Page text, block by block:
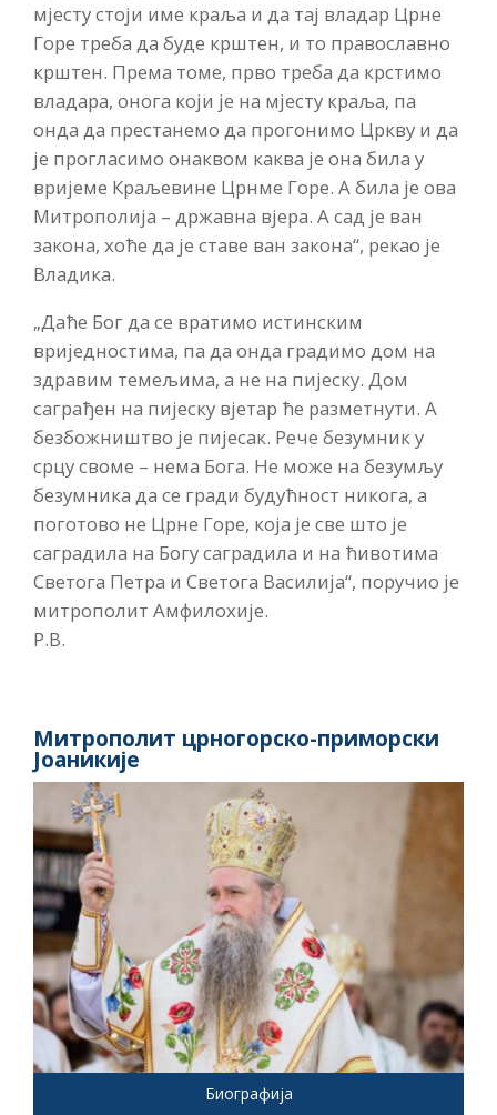
мјесту стоји име краља и да тај владар Црне
Горе треба да буде крштен, и то православно
крштен. Према томе, прво треба да крстимо
владара, онога који је на мјесту краља, па
онда да престанемо да прогонимо Цркву и да
је прогласимо онаквом каква је она била у
вријеме Краљевине Црнме Горе. А била је ова
Митрополија – државна вјера. А сад је ван
закона, хоће да је ставе ван закона“, рекао је
Владика.
„Даће Бог да се вратимо истинским
вриједностима, па да онда градимо дом на
здравим темељима, а не на пијеску. Дом
саграђен на пијеску вјетар ће разметнути. А
безбожништво је пијесак. Рече безумник у
срцу своме – нема Бога. Не може на безумљу
безумника да се гради будућност никога, а
поготово не Црне Горе, која је све што је
саградила на Богу саградила и на ћивотима
Светога Петра и Светога Василија“, поручио је
митрополит Амфилохије.
Р.В.
Митрополит црногорско-приморски
Јоаникије
Биографија